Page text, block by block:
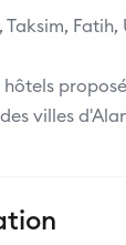
Taksim, Fatih,
villes